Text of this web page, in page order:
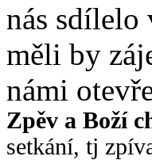
nás sdílelo
měli by
námi
Zpěv a Boží
setkání, tj